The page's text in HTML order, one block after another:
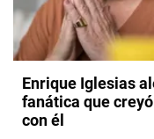
Enrique Iglesias
fanática que
con él